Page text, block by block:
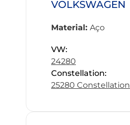
VOLKSWAGEN
Material: Aço
VW:
24280
Constellation:
25280 Constellation